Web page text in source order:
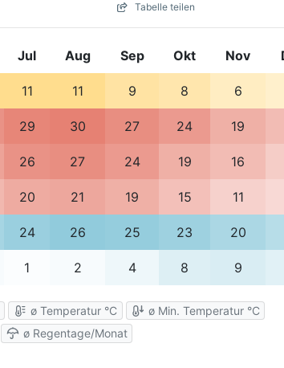
Tabelle teilen
Jul Aug Sep Okt Nov
11 11 9 8 6
29 30 27 24 19
26 27 24 19 16
20 21 19 15 11
24 26 25 23 20
1 2 4 8 9
ø Temperatur °C
ø Min. Temperatur °C
ø Regentage/Monat